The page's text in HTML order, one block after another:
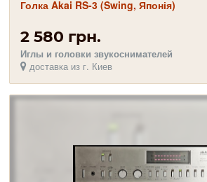
Голка Akai RS-3 (Swing, Японія)
2 580 грн.
Иглы и головки звукоснимателей
доставка из г. Киев